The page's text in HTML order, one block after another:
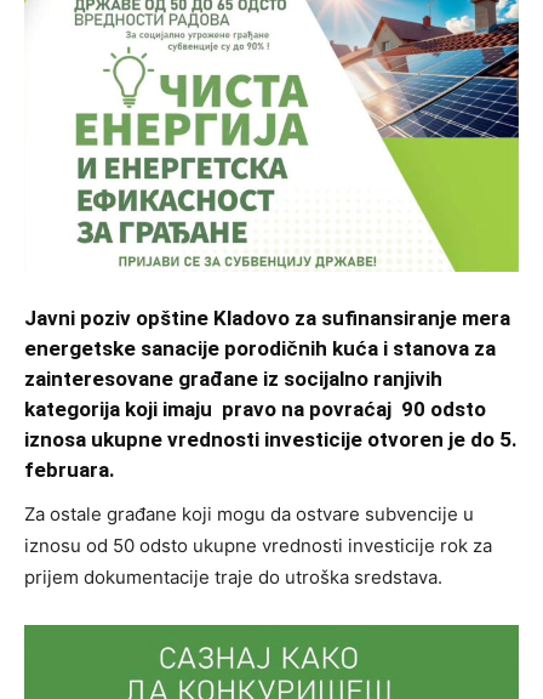
Javni poziv opštine Kladovo za sufinansiranje mera
energetske sanacije porodičnih kuća i stanova za
zainteresovane građane iz socijalno ranjivih
kategorija koji imaju pravo na povraćaj 90 odsto
iznosa ukupne vrednosti investicije otvoren je do 5.
februara.
Za ostale građane koji mogu da ostvare subvencije u
iznosu od 50 odsto ukupne vrednosti investicije rok za
prijem dokumentacije traje do utroška sredstava.